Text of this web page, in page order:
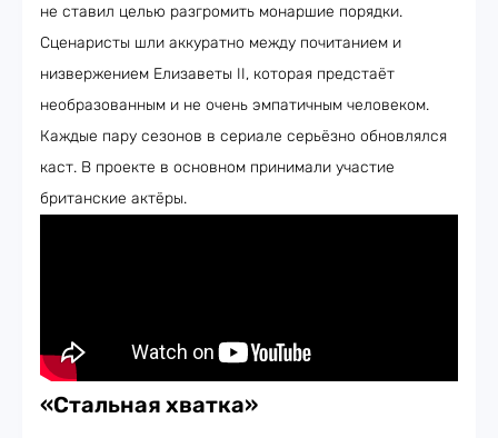
не ставил целью разгромить монаршие порядки.
Сценаристы шли аккуратно между почитанием и
низвержением Елизаветы II, которая предстаёт
необразованным и не очень эмпатичным человеком.
Каждые пару сезонов в сериале серьёзно обновлялся
каст. В проекте в основном принимали участие
британские актёры.
«Стальная хватка»